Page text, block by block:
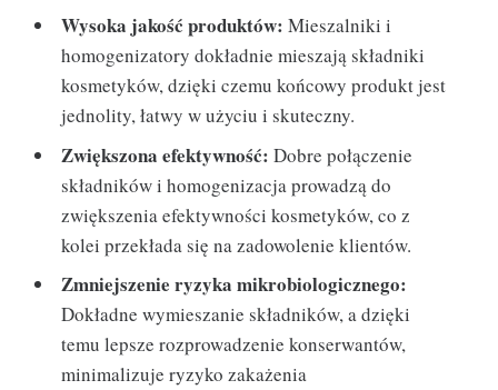
Wysoka jakość produktów: Mieszalniki i
homogenizatory dokładnie mieszają składniki
kosmetyków, dzięki czemu końcowy produkt jest
jednolity, łatwy w użyciu i skuteczny.
Zwiększona efektywność: Dobre połączenie
składników i homogenizacja prowadzą do
zwiększenia efektywności kosmetyków, co z
kolei przekłada się na zadowolenie klientów.
Zmniejszenie ryzyka mikrobiologicznego:
Dokładne wymieszanie składników, a dzięki
temu lepsze rozprowadzenie konserwantów,
minimalizuje ryzyko zakażenia